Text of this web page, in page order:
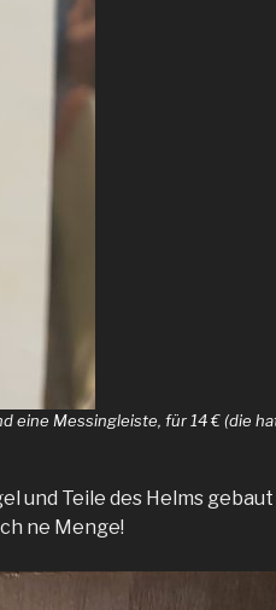
eine Messingleiste, für 14 € (die
und Teile des Helms
ne Menge!